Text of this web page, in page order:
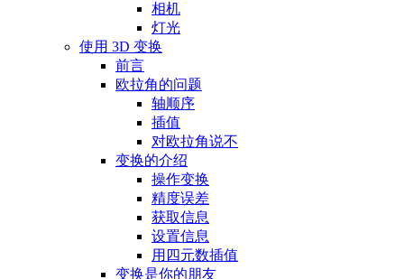
相机
灯光
使用 3D 变换
前言
欧拉角的问题
轴顺序
插值
对欧拉角说不
变换的介绍
操作变换
精度误差
获取信息
设置信息
用四元数插值
变换是你的朋友